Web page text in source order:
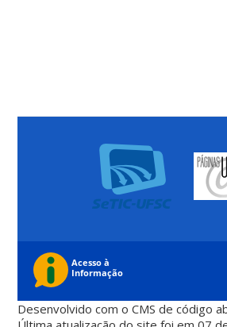
Desenvolvido com o CMS de código